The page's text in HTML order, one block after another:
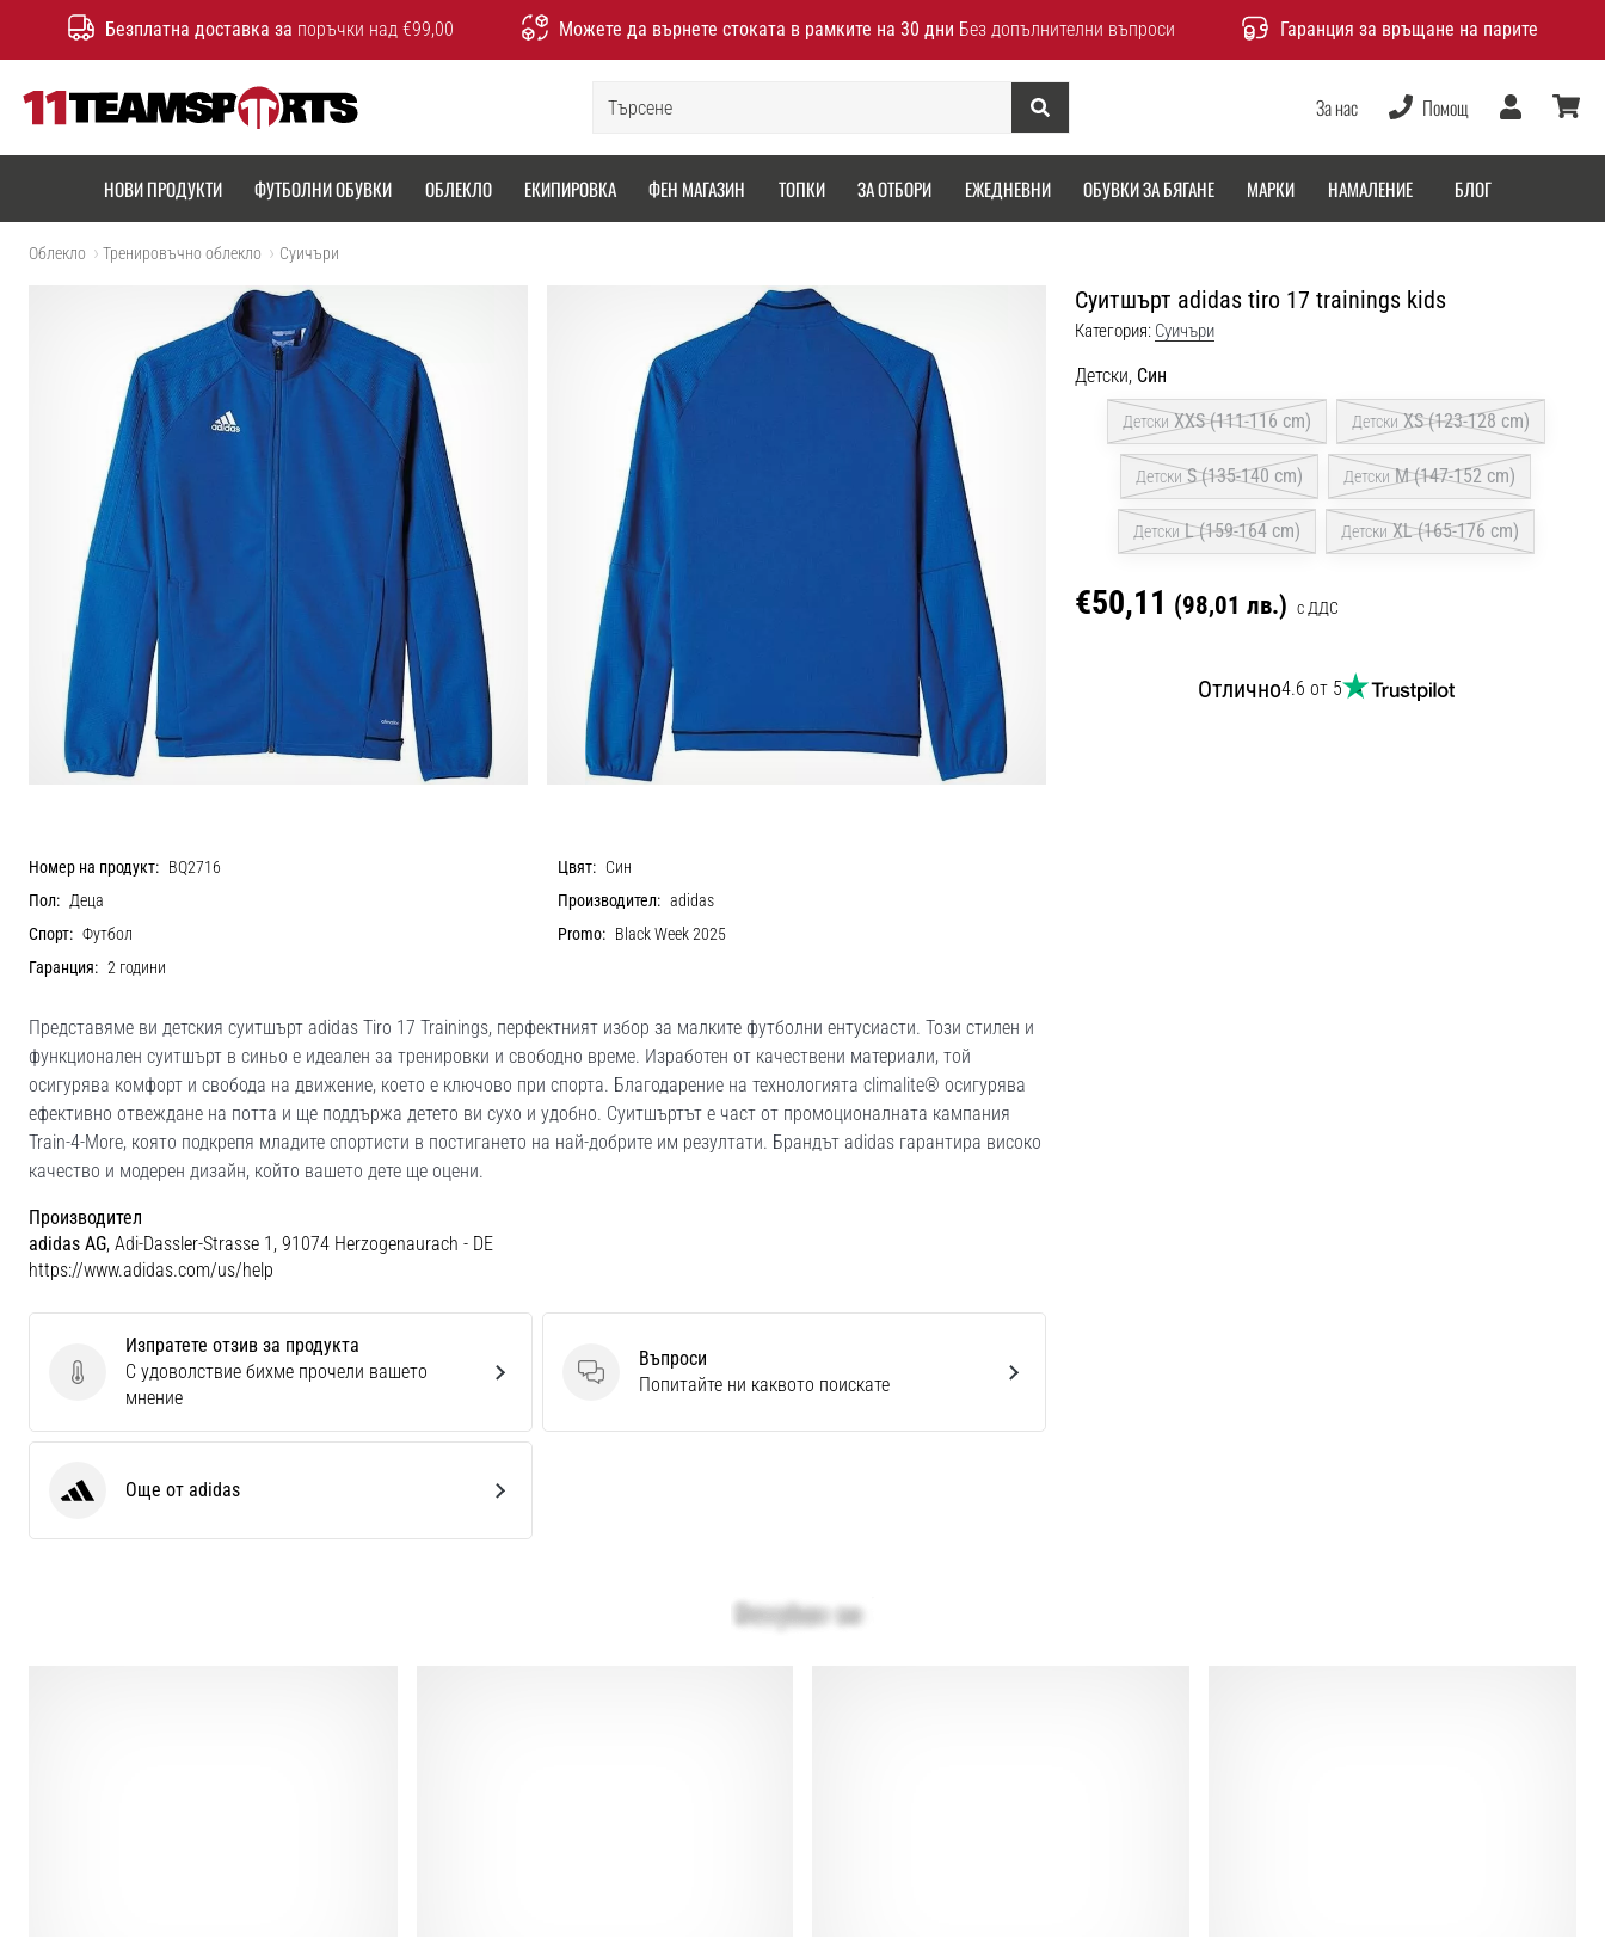
Безплатна доставка за поръчки над €99,00 Можете да върнете стоката в рамките на 30 дни Без допълнителни въпроси Гаранция за връщане на парите
Търсене
За нас Помощ
Потребител
НОВИ ПРОДУКТИ ФУТБОЛНИ ОБУВКИ ОБЛЕКЛО ЕКИПИРОВКА ФЕН МАГАЗИН ТОПКИ ЗА ОТБОРИ ЕЖЕДНЕВНИ ОБУВКИ ЗА БЯГАНЕ МАРКИ НАМАЛЕНИЕ БЛОГ
Облекло Тренировъчно облекло Cуичъри
Суитшърт adidas tiro 17 trainings kids
Категория: Cуичъри
Детски, Син
Детски XXS (111-116 cm) Детски XS (123-128 cm)
Детски S (135-140 cm) Детски M (147-152 cm)
Детски L (159-164 cm) Детски XL (165-176 cm)
€50,11 (98,01 лв.) с ДДС
Отлично4.6 от 5
Номер на продукт: BQ2716 Цвят: Син
Пол: Деца Производител: adidas
Спорт: Футбол Promo: Black Week 2025
Гаранция: 2 години
Представяме ви детския суитшърт adidas Tiro 17 Trainings, перфектният избор за малките футболни ентусиасти. Този стилен и
функционален суитшърт в синьо е идеален за тренировки и свободно време. Изработен от качествени материали, той
осигурява комфорт и свобода на движение, което е ключово при спорта. Благодарение на технологията climalite® осигурява
ефективно отвеждане на потта и ще поддържа детето ви сухо и удобно. Суитшъртът е част от промоционалната кампания
Train-4-More, която подкрепя младите спортисти в постигането на най-добрите им резултати. Брандът adidas гарантира високо
качество и модерен дизайн, който вашето дете ще оцени.
Производител
adidas AG, Adi-Dassler-Strasse 1, 91074 Herzogenaurach - DE
https://www.adidas.com/us/help
Изпратете отзив за продукта
Изпратете отзив за продукта
С удоволствие бихме прочели вашето
мнение
Въпроси
Въпроси
Попитайте ни каквото поискате
adidas Още от adidas